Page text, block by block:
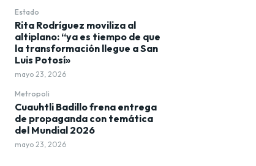
Estado
Rita Rodríguez moviliza al
altiplano: “ya es tiempo de que
la transformación llegue a San
Luis Potosí»
mayo 23, 2026
Metropoli
Cuauhtli Badillo frena entrega
de propaganda con temática
del Mundial 2026
mayo 23, 2026